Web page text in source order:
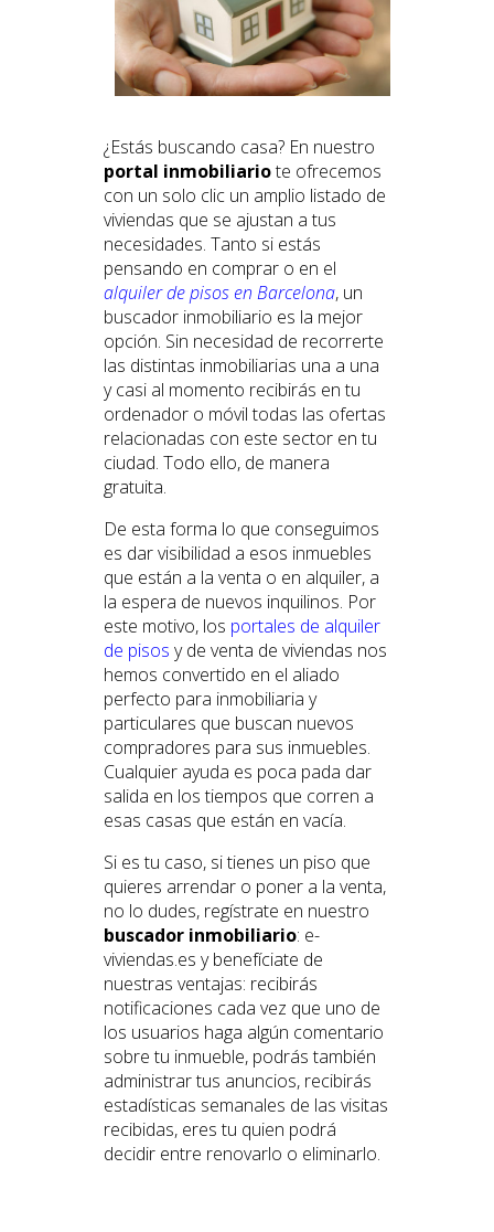
¿Estás buscando casa? En nuestro
portal inmobiliariote ofrecemos
con un solo clic un amplio listado de
viviendas que se ajustan a tus
necesidades. Tanto si estás
pensando en comprar o en el
alquiler de pisos en Barcelona, un
buscador inmobiliario es la mejor
opción. Sin necesidad de recorrerte
las distintas inmobiliarias una a una
y casi al momento recibirás en tu
ordenador o móvil todas las ofertas
relacionadas con este sector en tu
ciudad. Todo ello, de manera
gratuita.
De esta forma lo que conseguimos
es dar visibilidad a esos inmuebles
que están a la venta o en alquiler, a
la espera de nuevos inquilinos. Por
este motivo, los portales de alquiler
de pisos y de venta de viviendas nos
hemos convertido en el aliado
perfecto para inmobiliaria y
particulares que buscan nuevos
compradores para sus inmuebles.
Cualquier ayuda es poca pada dar
salida en los tiempos que corren a
esas casas que están en vacía.
Si es tu caso, si tienes un piso que
quieres arrendar o poner a la venta,
no lo dudes, regístrate en nuestro
buscador inmobiliario: e-
viviendas.es y benefíciate de
nuestras ventajas: recibirás
notificaciones cada vez que uno de
los usuarios haga algún comentario
sobre tu inmueble, podrás también
administrar tus anuncios, recibirás
estadísticas semanales de las visitas
recibidas, eres tu quien podrá
decidir entre renovarlo o eliminarlo.